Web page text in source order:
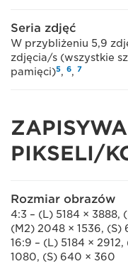
Seria zdjęć
W przybliżeniu 5,9
zdjęcia/s (wszystkie
pamięci)5, 6, 7
PIKSELI/
Rozmiar obrazów
4:3 – (L) 5184 × 3888,
(M2) 2048 × 1536, (S)
16:9 – (L) 5184 ×
1080, (S) 640 × 360